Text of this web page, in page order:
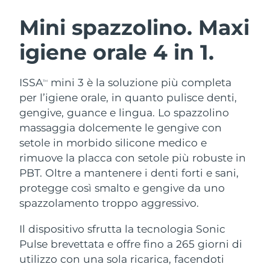
Mini spazzolino. Maxi
igiene orale 4 in 1.
ISSATM
mini 3 è la soluzione più completa
per l’igiene orale, in quanto pulisce denti,
gengive, guance e lingua. Lo spazzolino
massaggia dolcemente le gengive con
setole in morbido silicone medico e
rimuove la placca con setole più robuste in
PBT. Oltre a mantenere i denti forti e sani,
protegge così smalto e gengive da uno
spazzolamento troppo aggressivo.
Il dispositivo sfrutta la tecnologia Sonic
Pulse brevettata e offre fino a 265 giorni di
utilizzo con una sola ricarica, facendoti
LUNA™ 4 pacchetto
Anti-aging massage
LUNA™ 4 Plus
Massage, LED heating
For men, anti-aging massage
BEAR™ 2 pacchetto
Microcurrent toning
BEAR™ 2 go
Microcurrent toning on-the-go
Microcurrent line smoothing device
Idratazione
UFO™ 3 pacchetto
Deep facial hydration
UFO™ 3 LED
Near-infrared and red light therapy
device
Igiene orale
issa™ 4
Hybrid silicone sonic toothbrush
issa™ 4 plus
Smart hybrid silicone sonic toothbrush
TRATTAMENTI ANTI-AGE FAQ™
Anti-age Trattamenti LED
NEW
Austria Consegna stimata 8/10/26
Bahrein Consegna stimata
Belgio
Bermuda Consegna stimata8/16/26
Bosnia ed
Erzegovina
Consegna stimata
Brunei Consegna stimata8/15/26
Bulgaria Consegna stimata
Canada Consegna stimata8/14/26
Cile Consegna stimata8/14/26